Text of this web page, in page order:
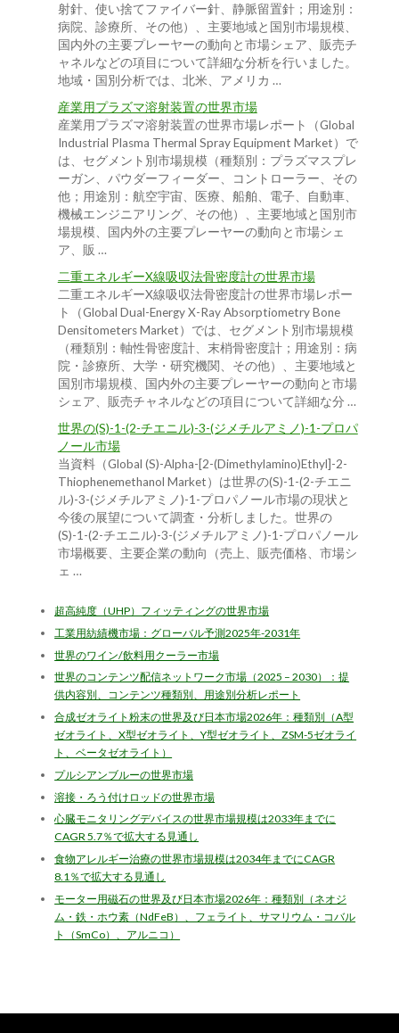
射針、使い捨てファイバー針、静脈留置針；用途別：
病院、診療所、その他）、主要地域と国別市場規模、
国内外の主要プレーヤーの動向と市場シェア、販売チ
ャネルなどの項目について詳細な分析を行いました。
地域・国別分析では、北米、アメリカ …
産業用プラズマ溶射装置の世界市場
産業用プラズマ溶射装置の世界市場レポート（Global
Industrial Plasma Thermal Spray Equipment Market）で
は、セグメント別市場規模（種類別：プラズマスプレ
ーガン、パウダーフィーダー、コントローラー、その
他；用途別：航空宇宙、医療、船舶、電子、自動車、
機械エンジニアリング、その他）、主要地域と国別市
場規模、国内外の主要プレーヤーの動向と市場シェ
ア、販 …
二重エネルギーX線吸収法骨密度計の世界市場
二重エネルギーX線吸収法骨密度計の世界市場レポー
ト（Global Dual-Energy X-Ray Absorptiometry Bone
Densitometers Market）では、セグメント別市場規模
（種類別：軸性骨密度計、末梢骨密度計；用途別：病
院・診療所、大学・研究機関、その他）、主要地域と
国別市場規模、国内外の主要プレーヤーの動向と市場
シェア、販売チャネルなどの項目について詳細な分 …
世界の(S)-1-(2-チエニル)-3-(ジメチルアミノ)-1-プロパ
ノール市場
当資料（Global (S)-Alpha-[2-(Dimethylamino)Ethyl]-2-
Thiophenemethanol Market）は世界の(S)-1-(2-チエニ
ル)-3-(ジメチルアミノ)-1-プロパノール市場の現状と
今後の展望について調査・分析しました。世界の
(S)-1-(2-チエニル)-3-(ジメチルアミノ)-1-プロパノール
市場概要、主要企業の動向（売上、販売価格、市場シ
ェ …
超高純度（UHP）フィッティングの世界市場
工業用紡績機市場：グローバル予測2025年-2031年
世界のワイン/飲料用クーラー市場
世界のコンテンツ配信ネットワーク市場（2025 – 2030）：提
供内容別、コンテンツ種類別、用途別分析レポート
合成ゼオライト粉末の世界及び日本市場2026年：種類別（A型
ゼオライト、X型ゼオライト、Y型ゼオライト、ZSM-5ゼオライ
ト、ベータゼオライト）
プルシアンブルーの世界市場
溶接・ろう付けロッドの世界市場
心臓モニタリングデバイスの世界市場規模は2033年までに
CAGR 5.7％で拡大する見通し
食物アレルギー治療の世界市場規模は2034年までにCAGR
8.1％で拡大する見通し
モーター用磁石の世界及び日本市場2026年：種類別（ネオジ
ム・鉄・ホウ素（NdFeB）、フェライト、サマリウム・コバル
ト（SmCo）、アルニコ）